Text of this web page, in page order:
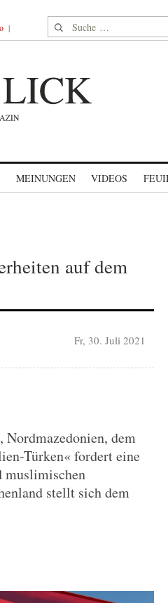
Suche nach:
MEINUNGEN VIDEOS
auf dem
Fr, 30. Juli 2021
dem
Türken« fordert eine
muslimischen
stellt sich dem